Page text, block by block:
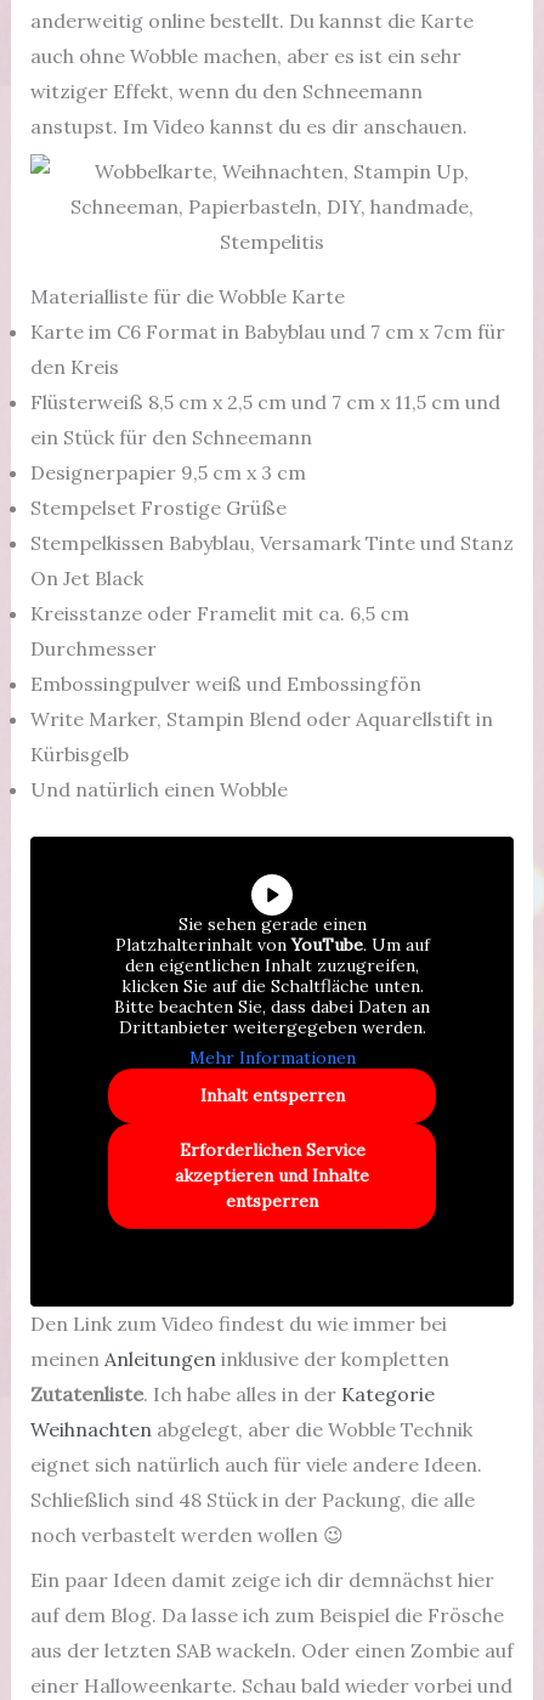
anderweitig online bestellt. Du kannst die Karte
auch ohne Wobble machen, aber es ist ein sehr
witziger Effekt, wenn du den Schneemann
anstupst. Im Video kannst du es dir anschauen.
Materialliste für die Wobble Karte
Karte im C6 Format in Babyblau und 7 cm x 7cm für
den Kreis
Flüsterweiß 8,5 cm x 2,5 cm und 7 cm x 11,5 cm und
ein Stück für den Schneemann
Designerpapier 9,5 cm x 3 cm
Stempelset Frostige Grüße
Stempelkissen Babyblau, Versamark Tinte und Stanz
On Jet Black
Kreisstanze oder Framelit mit ca. 6,5 cm
Durchmesser
Embossingpulver weiß und Embossingfön
Write Marker, Stampin Blend oder Aquarellstift in
Kürbisgelb
Und natürlich einen Wobble
Sie sehen gerade einen
Platzhalterinhalt vonYouTube. Um auf
den eigentlichen Inhalt zuzugreifen,
klicken Sie auf die Schaltfläche unten.
Bitte beachten Sie, dass dabei Daten an
Drittanbieter weitergegeben werden.
Mehr Informationen
Inhalt entsperren
Erforderlichen Service
akzeptieren und Inhalte
entsperren
Den Link zum Video findest du wie immer bei
meinen Anleitungen inklusive der kompletten
Zutatenliste. Ich habe alles in der Kategorie
Weihnachtenabgelegt, aber die Wobble Technik
eignet sich natürlich auch für viele andere Ideen.
Schließlich sind 48 Stück in der Packung, die alle
noch verbastelt werden wollen 😉
Ein paar Ideen damit zeige ich dir demnächst hier
auf dem Blog. Da lasse ich zum Beispiel die Frösche
aus der letzten SAB wackeln. Oder einen Zombie auf
einer Halloweenkarte. Schau bald wieder vorbei und